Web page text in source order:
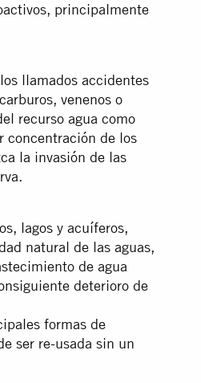
principalmente
llamados accidentes
venenos o
recurso agua como
concentración de los
la invasión de las
lagos y acuíferos,
natural de las aguas,
de agua
deterioro de
formas de
ser re-usada sin un